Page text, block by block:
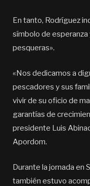
En tanto, Rodríguez
símbolo de
pesqueras».
«Nos dedicamos a
pescadores y sus
vivir de su oficio de
garantías de
presidente Luis
Apordom.
Durante la jornada en
también estuvo